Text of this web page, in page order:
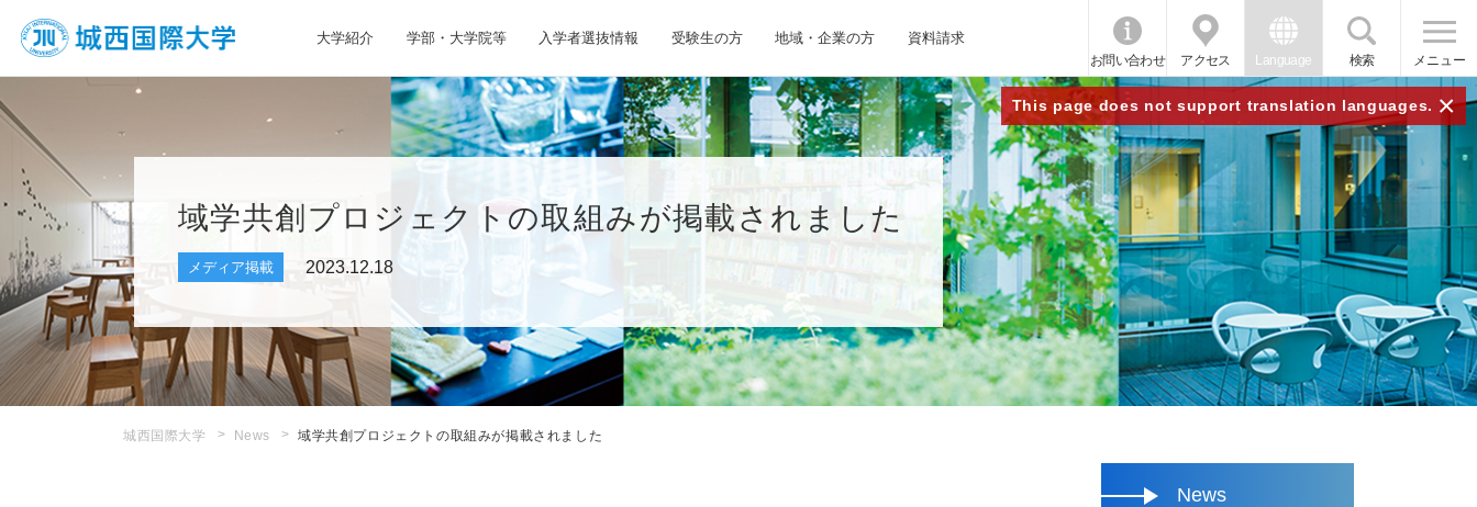
大学紹介 学部・大学院等 入学者選抜情報 受験生の方 地域・企業の方 資料請求
お問い合わせ アクセス Language 検索 メニュー
This page does not support translation languages. ×
域学共創プロジェクトの取組みが掲載されました
メディア掲載 2023.12.18
城西国際大学 News 域学共創プロジェクトの取組みが掲載されました
News